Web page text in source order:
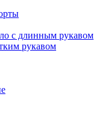
с длинным рукавом
рукавом